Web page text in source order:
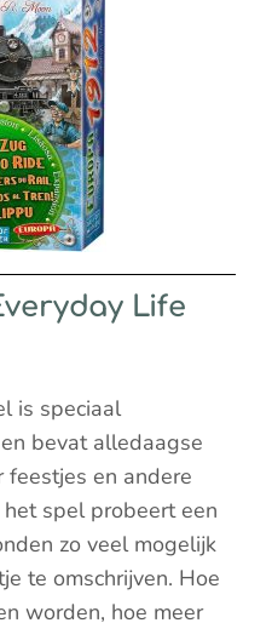
Life
is speciaal
bevat alledaagse
feestjes en andere
spel probeert een
zo veel mogelijk
te omschrijven. Hoe
worden, hoe meer